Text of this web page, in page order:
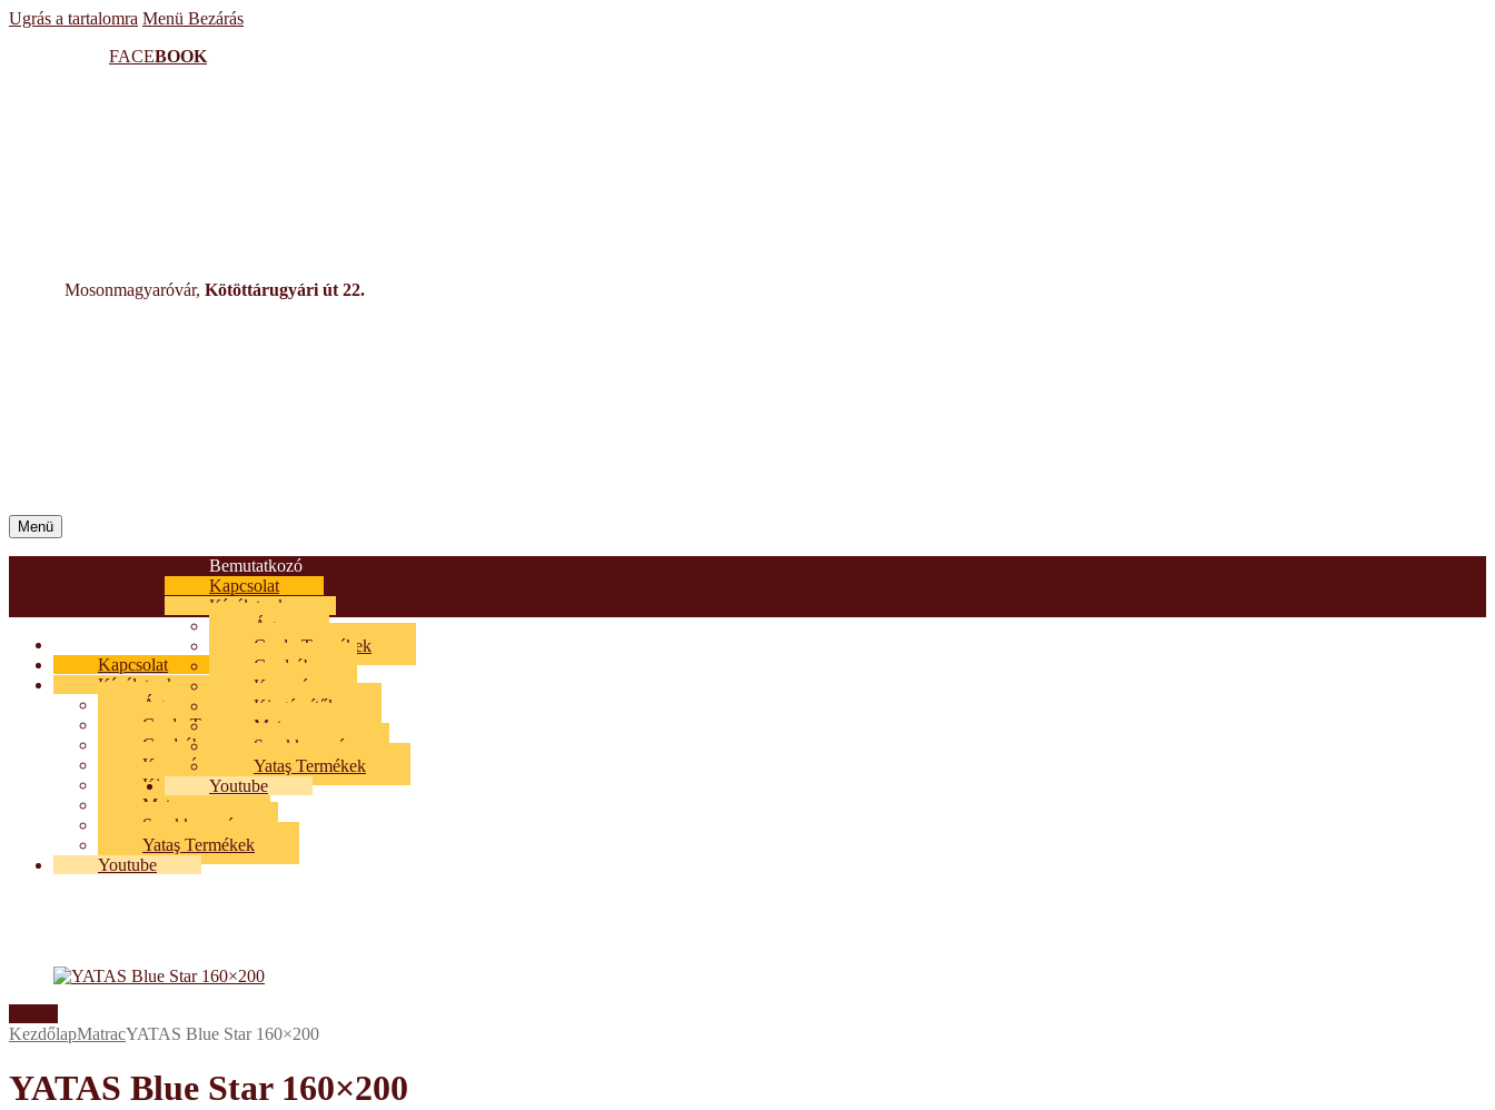
Ugrás a tartalomra Menü Bezárás
FACEBOOK
Mosonmagyaróvár, Kötöttárugyári út 22.
Menü
Bemutatkozó
Kapcsolat
Kínálatunk
Ágy
Cardo Termékek
Gardrób
Kanapé
Kiegészítők
Matrac
Sarokkanapé
Yataş Termékek
Youtube
Bemutatkozó
Kapcsolat
Kínálatunk
Ágy
Cardo Termékek
Gardrób
Kanapé
Kiegészítők
Matrac
Sarokkanapé
Yataş Termékek
Youtube
KezdőlapMatracYATAS Blue Star 160×200
YATAS Blue Star 160×200